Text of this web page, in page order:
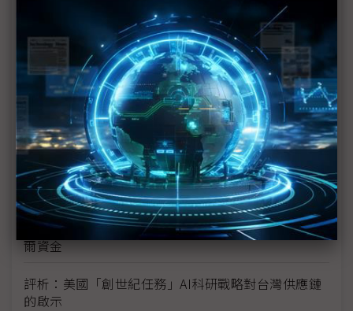
未蒙其利先受其害 美國製造業景氣連9個月衰退
H200效能翻6倍、價格增3成 NVIDIA「清庫存」仍
讓中國動心
豐田目標2026全球生產破千萬輛 HEV需求強勁跨越
電動車放緩影響
東南亞各國與美貿易協議持續推進 2026聚焦關鍵礦
產、轉口問題
陳立武與川普關鍵40分鐘會談 將政治阻力化為英特
爾資金
評析：美國「創世紀任務」AI科研戰略對台灣供應鏈
的啟示